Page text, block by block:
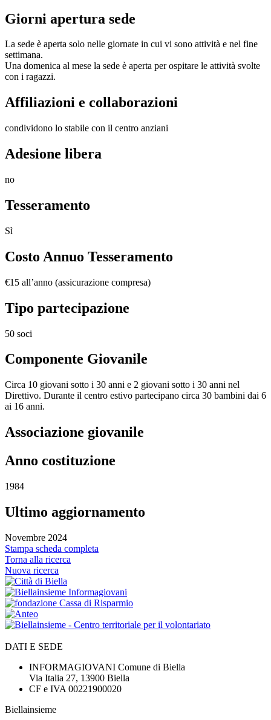
Giorni apertura sede
La sede è aperta solo nelle giornate in cui vi sono attività e nel fine
settimana.
Una domenica al mese la sede è aperta per ospitare le attività svolte
con i ragazzi.
Affiliazioni e collaborazioni
condividono lo stabile con il centro anziani
Adesione libera
no
Tesseramento
Sì
Costo Annuo Tesseramento
€15 all’anno (assicurazione compresa)
Tipo partecipazione
50 soci
Componente Giovanile
Circa 10 giovani sotto i 30 anni e 2 giovani sotto i 30 anni nel
Direttivo. Durante il centro estivo partecipano circa 30 bambini dai 6
ai 16 anni.
Associazione giovanile
Anno costituzione
1984
Ultimo aggiornamento
Novembre 2024
Stampa scheda completa
Torna alla ricerca
Nuova ricerca
DATI E SEDE
INFORMAGIOVANI Comune di Biella
Via Italia 27, 13900 Biella
CF e IVA 00221900020
Biellainsieme